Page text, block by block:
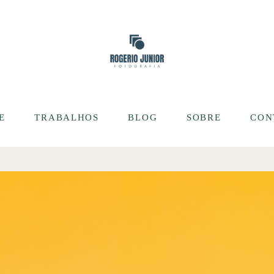
TRABALHOS BLOG SOBRE